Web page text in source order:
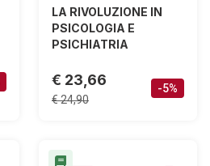
LA RIVOLUZIONE IN
PSICOLOGIA E
PSICHIATRIA
€ 23,66
€ 24,90
-5%